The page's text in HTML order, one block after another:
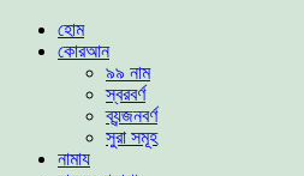
হোম
কোরআন
৯৯ নাম
স্বরবর্ণ
ব্যন্জনবর্ণ
সুরা সমূহ
নামায